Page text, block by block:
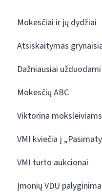
Mokesčiai ir jų dydžiai
Atsiskaitymas
Dažniausiai
Mokesčių ABC
Viktorina moksleiviams
VMI kviečia į
VMI turto aukcionai
Įmonių VDU